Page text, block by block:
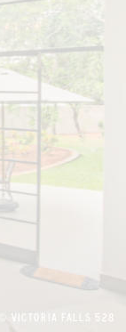
© VICTORIA FALLS 528